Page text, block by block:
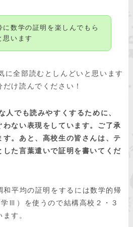
に数学の証明を楽しんでもら
思います
に全部読むとしんどいと思います
け読んでください！
でも読みやすくするために、
ない表現をしています。ご了承
す。あと、高校生の皆さんは、テ
した言葉遣いで証明を書いてくだ
和平均の証明をするには数学的帰
Ⅲ）を使うので結構高校２・３
す。